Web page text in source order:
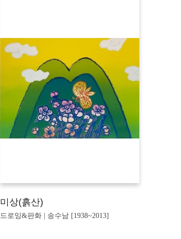
미상(흙산)
드로잉&판화 | 송수남 [1938~2013]